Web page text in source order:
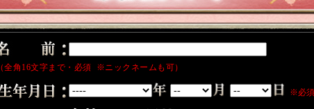
（全角16文字まで・必須 ※ニックネームも可）
※必須